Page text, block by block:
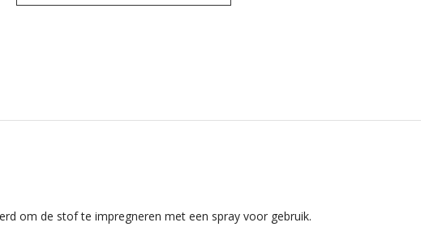
om de stof te impregneren met een spray voor gebruik.